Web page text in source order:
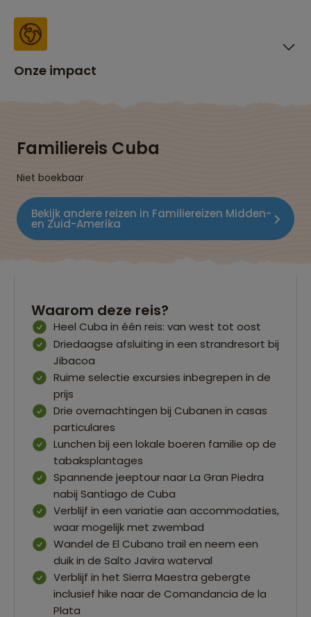
Onze impact
Familiereis Cuba
Niet boekbaar
Bekijk andere reizen in Familiereizen Midden-
en Zuid-Amerika
Waarom deze reis?
Heel Cuba in één reis: van west tot oost
Driedaagse afsluiting in een strandresort bij
Jibacoa
Ruime selectie excursies inbegrepen in de
prijs
Drie overnachtingen bij Cubanen in casas
particulares
Lunchen bij een lokale boeren familie op de
tabaksplantages
Spannende jeeptour naar La Gran Piedra
nabij Santiago de Cuba
Verblijf in een variatie aan accommodaties,
waar mogelijk met zwembad
Wandel de El Cubano trail en neem een
duik in de Salto Javira waterval
Verblijf in het Sierra Maestra gebergte
inclusief hike naar de Comandancia de la
Plata